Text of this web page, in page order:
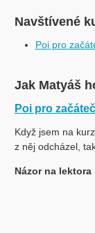
Navštívené
Poi pro
Jak Matyáš
Poi pro
Když jsem na
z něj odcházel,
Názor na lektora